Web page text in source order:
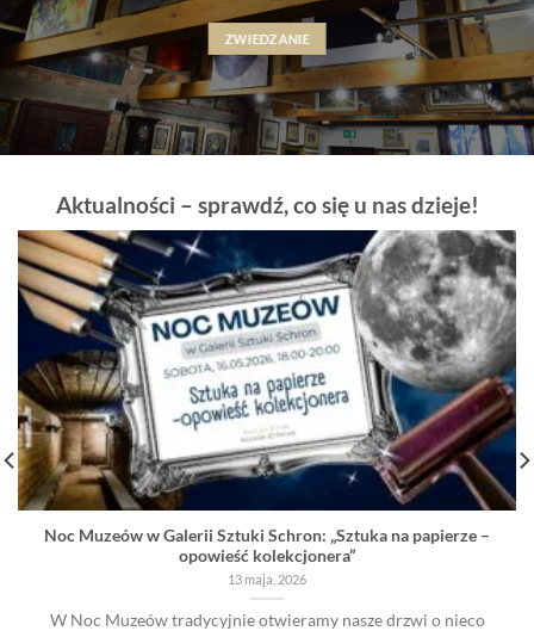
ZWIEDZANIE
Aktualności – sprawdź, co się u nas dzieje!
Noc Muzeów w Galerii Sztuki Schron: „Sztuka na papierze –
opowieść kolekcjonera”
13 maja, 2026
W Noc Muzeów tradycyjnie otwieramy nasze drzwi o nieco